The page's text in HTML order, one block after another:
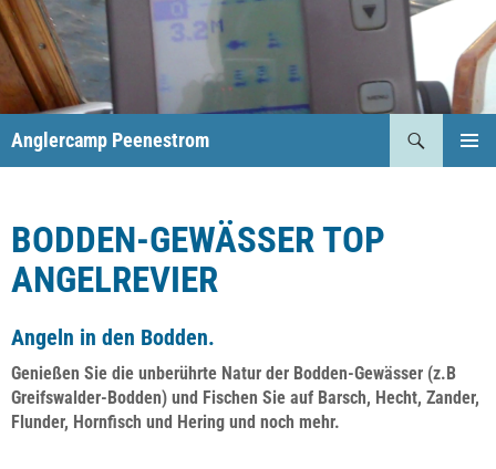
Anglercamp Peenestrom
BODDEN-GEWÄSSER TOP
ANGELREVIER
Angeln in den Bodden.
Genießen Sie die unberührte Natur der Bodden-Gewässer (z.B
Greifswalder-Bodden) und Fischen Sie auf Barsch, Hecht, Zander,
Flunder, Hornfisch und Hering und noch mehr.